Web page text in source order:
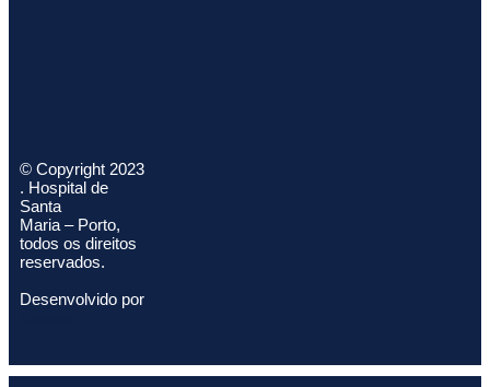
© Copyright 2023
. Hospital de
Santa
Maria – Porto,
todos os direitos
reservados.
Desenvolvido por